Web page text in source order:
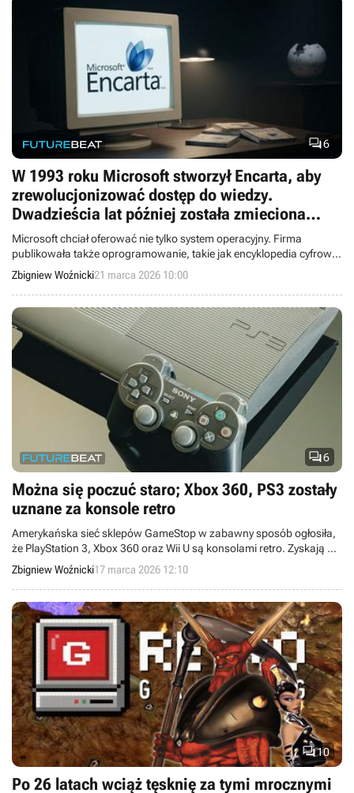
6
W 1993 roku Microsoft stworzył Encarta, aby
zrewolucjonizować dostęp do wiedzy.
Dwadzieścia lat później została zmieciona
przez przemiany na świecie
Microsoft chciał oferować nie tylko system operacyjny. Firma
publikowała także oprogramowanie, takie jak encyklopedia cyfrowa
MSN Encarta. Ta jednak przegrała starcie z Wikipedia, z którą nie
miała szans.
Zbigniew Woźnicki21 marca 2026 10:00
6
Można się poczuć staro; Xbox 360, PS3 zostały
uznane za konsole retro
Amerykańska sieć sklepów GameStop w zabawny sposób ogłosiła,
że PlayStation 3, Xbox 360 oraz Wii U są konsolami retro. Zyskają na
tym gracze chcący pozbyć się sprzętu.
Zbigniew Woźnicki17 marca 2026 12:10
10
Po 26 latach wciąż tęsknię za tymi mrocznymi